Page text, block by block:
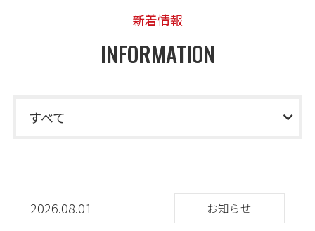
新着情報
INFORMATION
すべて
2026.08.01 お知らせ